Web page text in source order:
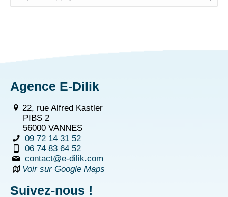
Agence E-Dilik
22, rue Alfred Kastler
PIBS 2
56000 VANNES
09 72 14 31 52
06 74 83 64 52
contact@e-dilik.com
Voir sur Google Maps
Suivez-nous !